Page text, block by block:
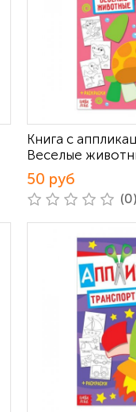
Книга с
Веселые
50 руб